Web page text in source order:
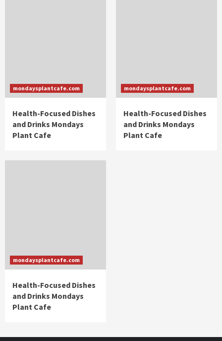
mondaysplantcafe.com
Health-Focused Dishes
and Drinks Mondays
Plant Cafe
mondaysplantcafe.com
Health-Focused Dishes
and Drinks Mondays
Plant Cafe
mondaysplantcafe.com
Health-Focused Dishes
and Drinks Mondays
Plant Cafe